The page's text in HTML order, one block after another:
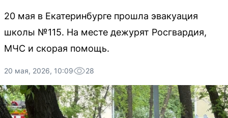
20 мая в Екатеринбурге прошла эвакуация
школы №115. На месте дежурят Росгвардия,
МЧС и скорая помощь.
20 мая, 2026, 10:09 28